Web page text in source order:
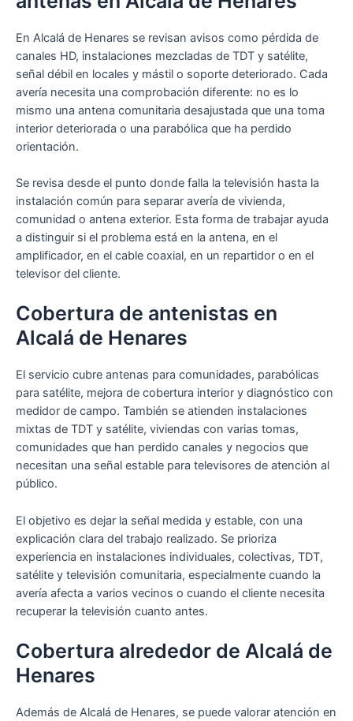
En Alcalá de Henares se revisan avisos como pérdida de
canales HD, instalaciones mezcladas de TDT y satélite,
señal débil en locales y mástil o soporte deteriorado. Cada
avería necesita una comprobación diferente: no es lo
mismo una antena comunitaria desajustada que una toma
interior deteriorada o una parabólica que ha perdido
orientación.
Se revisa desde el punto donde falla la televisión hasta la
instalación común para separar avería de vivienda,
comunidad o antena exterior. Esta forma de trabajar ayuda
a distinguir si el problema está en la antena, en el
amplificador, en el cable coaxial, en un repartidor o en el
televisor del cliente.
Cobertura de antenistas en
Alcalá de Henares
El servicio cubre antenas para comunidades, parabólicas
para satélite, mejora de cobertura interior y diagnóstico con
medidor de campo. También se atienden instalaciones
mixtas de TDT y satélite, viviendas con varias tomas,
comunidades que han perdido canales y negocios que
necesitan una señal estable para televisores de atención al
público.
El objetivo es dejar la señal medida y estable, con una
explicación clara del trabajo realizado. Se prioriza
experiencia en instalaciones individuales, colectivas, TDT,
satélite y televisión comunitaria, especialmente cuando la
avería afecta a varios vecinos o cuando el cliente necesita
recuperar la televisión cuanto antes.
Cobertura alrededor de Alcalá de
Henares
Además de Alcalá de Henares, se puede valorar atención en